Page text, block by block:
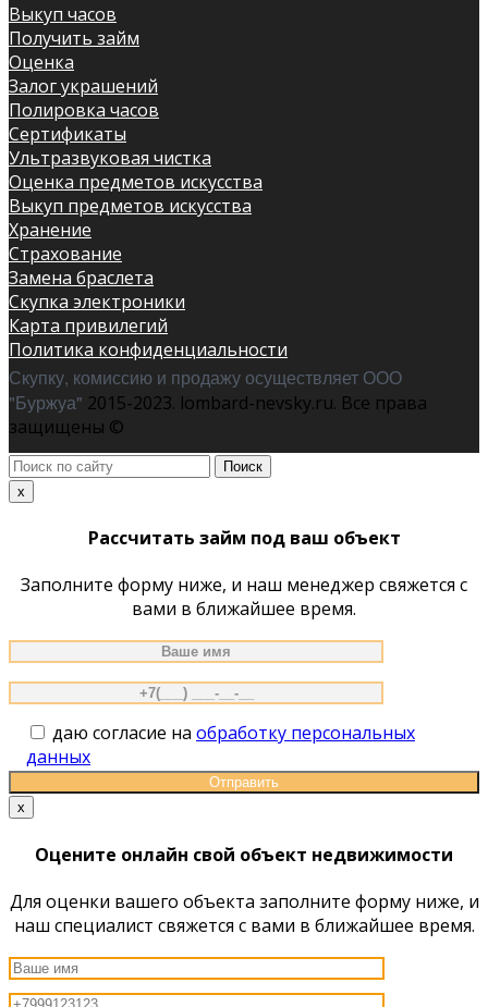
Выкуп часов
Получить займ
Оценка
Залог украшений
Полировка часов
Сертификаты
Ультразвуковая чистка
Оценка предметов искусства
Выкуп предметов искусства
Хранение
Страхование
Замена браслета
Скупка электроники
Карта привилегий
Политика конфиденциальности
Скупку, комиссию и продажу осуществляет ООО
"Буржуа" 2015-2023. lombard-nevsky.ru. Все права
защищены ©
Поиск
по
x
Рассчитать займ под ваш объект
Заполните форму ниже, и наш менеджер свяжется с
вами в ближайшее время.
даю согласие на обработку персональных
данных
x
Оцените онлайн свой объект недвижимости
Для оценки вашего объекта заполните форму ниже, и
наш специалист свяжется с вами в ближайшее время.